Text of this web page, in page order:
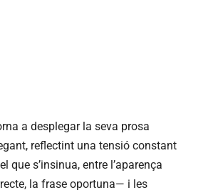
a desplegar la seva prosa
reflectint una tensió constant
que s’insinua, entre l’aparença
la frase oportuna— i les